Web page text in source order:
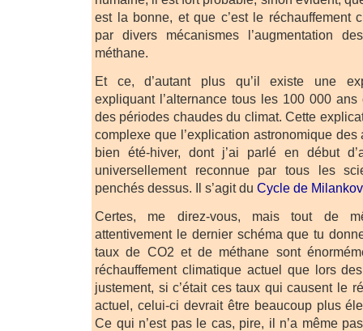
est la bonne, et que c’est le réchauffement
par divers mécanismes l’augmentation
méthane.
Et ce, d’autant plus qu’il existe une
expliquant l’alternance tous les 100 000
des périodes chaudes du climat. Cette
complexe que l’explication astronomique
bien été-hiver, dont j’ai parlé en début
universellement reconnue par tous les
penchés dessus. Il s’agit du Cycle de
Certes, me direz-vous, mais tout de
attentivement le dernier schéma que tu
taux de CO2 et de méthane sont
réchauffement climatique actuel que lors
justement, si c’était ces taux qui causent le
actuel, celui-ci devrait être beaucoup plus
Ce qui n’est pas le cas, pire, il n’a même